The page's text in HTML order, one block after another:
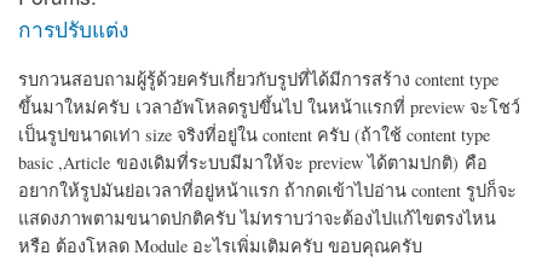
การปรับแต่ง
รบกวนสอบถามผู้รู้ด้วยครับเกี่ยวกับรูปที่ได้มีการสร้าง content type
ขึ้นมาใหม่ครับ เวลาอัพโหลดรูปขึ้นไป ในหน้าแรกที่ preview จะโชว์
เป็นรูปขนาดเท่า size จริงที่อยู่ใน content ครับ (ถ้าใช้ content type
basic ,Article ของเดิมที่ระบบมีมาให้จะ preview ได้ตามปกติ) คือ
อยากให้รูปมันย่อเวลาที่อยู่หน้าแรก ถ้ากดเข้าไปอ่าน content รูปก็จะ
แสดงภาพตามขนาดปกติครับ ไม่ทราบว่าจะต้องไปแก้ไขตรงไหน
หรือ ต้องโหลด Module อะไรเพิ่มเติมครับ ขอบคุณครับ